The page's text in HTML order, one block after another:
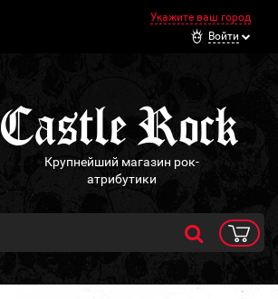
Укажите ваш город
Войти
Крупнейший магазин рок-
атрибутики